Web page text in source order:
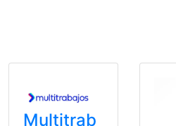
Multitrab